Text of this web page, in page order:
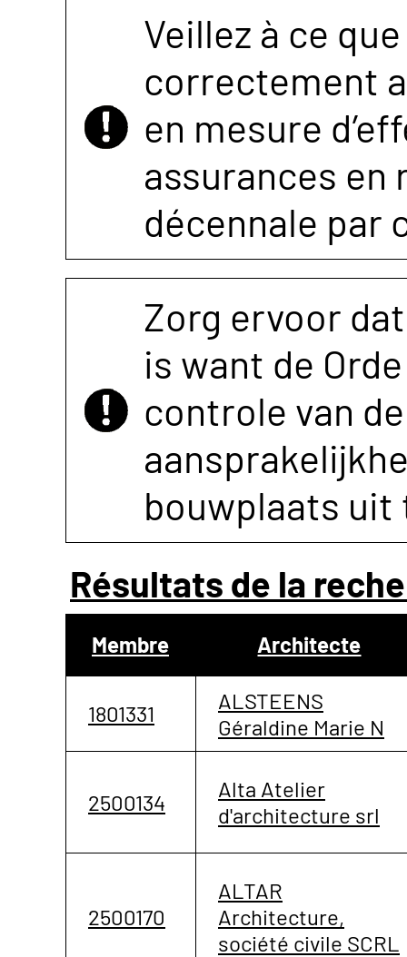
Veillez à ce
correctement
en mesure
assurances
décennale par
Zorg ervoor
is want de
controle van
bouwplaats uit
Résultats de la
Membre Architecte
1801331
ALSTEENS
Géraldine Marie N
2500134
Alta Atelier
d'architecture srl
2500170
ALTAR
Architecture,
société civile SCRL